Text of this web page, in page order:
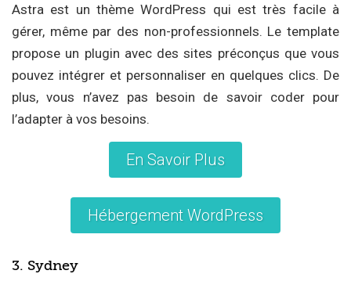
Astra est un thème WordPress qui est très facile à
gérer, même par des non-professionnels. Le template
propose un plugin avec des sites préconçus que vous
pouvez intégrer et personnaliser en quelques clics. De
plus, vous n’avez pas besoin de savoir coder pour
l’adapter à vos besoins.
En Savoir Plus
Hébergement WordPress
3. Sydney